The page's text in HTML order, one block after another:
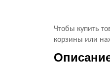
Чтобы купить
корзины или